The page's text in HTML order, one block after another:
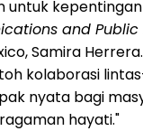
untuk
and Public
Samira
kolaborasi
nyata bagi
hayati."